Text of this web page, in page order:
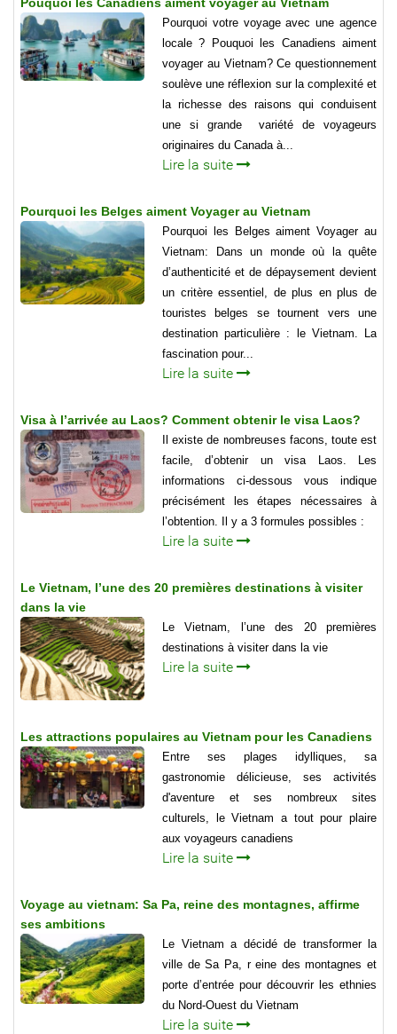
Pouquoi les Canadiens aiment voyager au Vietnam
Pourquoi votre voyage avec une agence
locale ? Pouquoi les Canadiens aiment
voyager au Vietnam? Ce questionnement
soulève une réflexion sur la complexité et
la richesse des raisons qui conduisent
une si grande variété de voyageurs
originaires du Canada à...
Lire la suite
Pourquoi les Belges aiment Voyager au Vietnam
Pourquoi les Belges aiment Voyager au
Vietnam: Dans un monde où la quête
d’authenticité et de dépaysement devient
un critère essentiel, de plus en plus de
touristes belges se tournent vers une
destination particulière : le Vietnam. La
fascination pour...
Lire la suite
Visa à l’arrivée au Laos? Comment obtenir le visa Laos?
Il existe de nombreuses facons, toute est
facile, d’obtenir un visa Laos. Les
informations ci-dessous vous indique
précisément les étapes nécessaires à
l’obtention. Il y a 3 formules possibles :
Lire la suite
Le Vietnam, l’une des 20 premières destinations à visiter
dans la vie
Le Vietnam, l’une des 20 premières
destinations à visiter dans la vie
Lire la suite
Les attractions populaires au Vietnam pour les Canadiens
Entre ses plages idylliques, sa
gastronomie délicieuse, ses activités
d'aventure et ses nombreux sites
culturels, le Vietnam a tout pour plaire
aux voyageurs canadiens
Lire la suite
Voyage au vietnam: Sa Pa, reine des montagnes, affirme
ses ambitions
Le Vietnam a décidé de transformer la
ville de Sa Pa, r eine des montagnes et
porte d’entrée pour découvrir les ethnies
du Nord-Ouest du Vietnam
Lire la suite